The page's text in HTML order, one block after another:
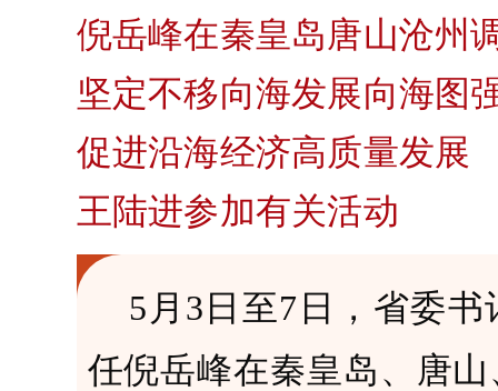
倪岳峰在秦皇岛唐山沧州
坚定不移向海发展向海图
促进沿海经济高质量发展
王陆进参加有关活动
5月3日至7日，省委
任倪岳峰在秦皇岛、唐